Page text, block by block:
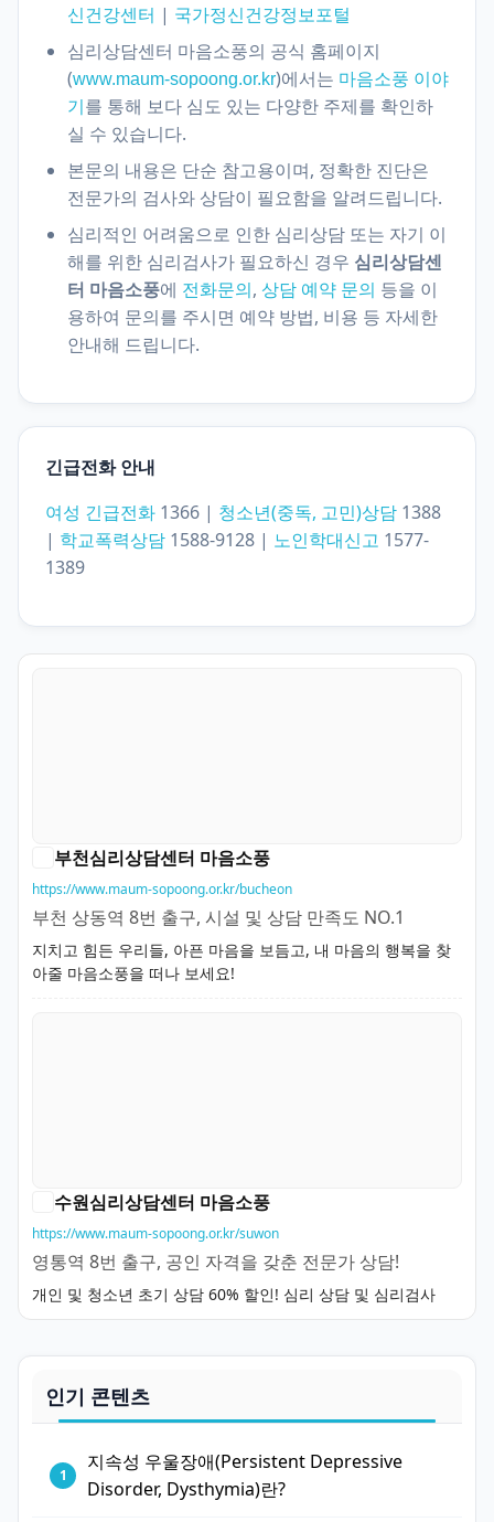
신건강센터 | 국가정신건강정보포털
심리상담센터 마음소풍의 공식 홈페이지
(www.maum-sopoong.or.kr)에서는 마음소풍 이야
기 를 통해 보다 심도 있는 다양한 주제를 확인하
실 수 있습니다.
본문의 내용은 단순 참고용이며, 정확한 진단은
전문가의 검사와 상담이 필요함을 알려드립니다.
심리적인 어려움으로 인한 심리상담 또는 자기 이
해를 위한 심리검사가 필요하신 경우 심리상담센
터 마음소풍에 전화문의, 상담 예약 문의 등을 이
용하여 문의를 주시면 예약 방법, 비용 등 자세한
안내해 드립니다.
긴급전화 안내
여성 긴급전화 1366 | 청소년(중독, 고민)상담 1388
| 학교폭력상담 1588-9128 | 노인학대신고 1577-
1389
부천심리상담센터 마음소풍
https://www.maum-sopoong.or.kr/bucheon
부천 상동역 8번 출구, 시설 및 상담 만족도 NO.1
지치고 힘든 우리들, 아픈 마음을 보듬고, 내 마음의 행복을 찾
아줄 마음소풍을 떠나 보세요!
수원심리상담센터 마음소풍
https://www.maum-sopoong.or.kr/suwon
영통역 8번 출구, 공인 자격을 갖춘 전문가 상담!
개인 및 청소년 초기 상담 60% 할인! 심리 상담 및 심리검사
인기 콘텐츠
지속성 우울장애(Persistent Depressive
Disorder, Dysthymia)란?